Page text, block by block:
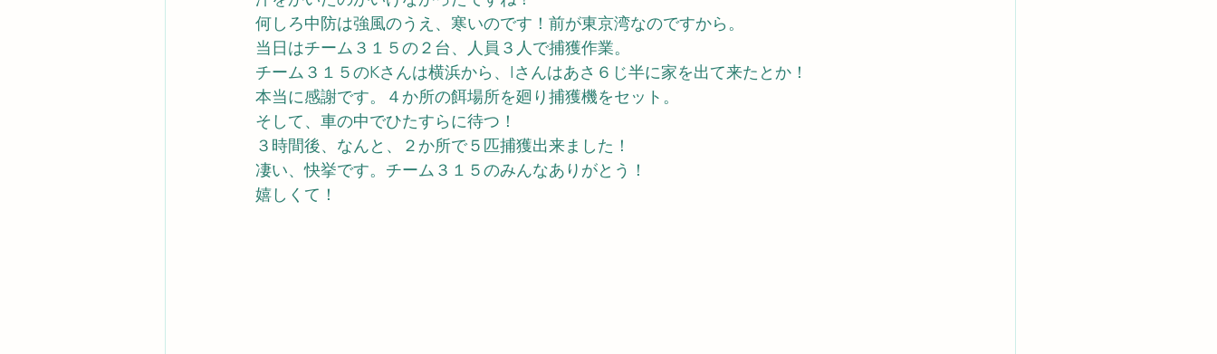
何しろ中防は強風のうえ、寒いのです！前が東京湾なのですから。
当日はチーム３１５の２台、人員３人で捕獲作業。
チーム３１５のKさんは横浜から、Iさんはあさ６じ半に家を出て来たとか！
本当に感謝です。４か所の餌場所を廻り捕獲機をセット。
そして、車の中でひたすらに待つ！
３時間後、なんと、２か所で５匹捕獲出来ました！
凄い、快挙です。チーム３１５のみんなありがとう！
嬉しくて！